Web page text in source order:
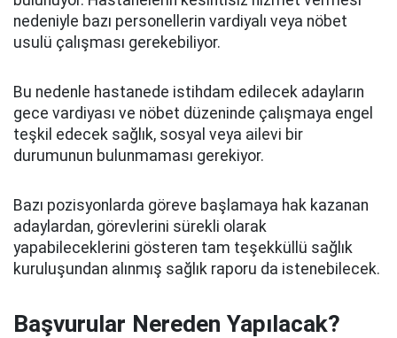
nedeniyle bazı personellerin vardiyalı veya nöbet
usulü çalışması gerekebiliyor.
Bu nedenle hastanede istihdam edilecek adayların
gece vardiyası ve nöbet düzeninde çalışmaya engel
teşkil edecek sağlık, sosyal veya ailevi bir
durumunun bulunmaması gerekiyor.
Bazı pozisyonlarda göreve başlamaya hak kazanan
adaylardan, görevlerini sürekli olarak
yapabileceklerini gösteren tam teşekküllü sağlık
kuruluşundan alınmış sağlık raporu da istenebilecek.
Başvurular Nereden Yapılacak?